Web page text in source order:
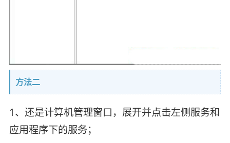
方法二
1、还是计算机管理窗口，展开并点击左侧服务和
应用程序下的服务；